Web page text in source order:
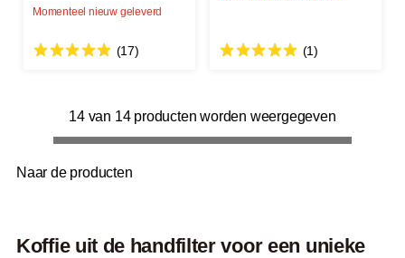
(17)
Momenteel nieuw geleverd
(1)
14 van 14 producten worden weergegeven
Naar de producten
Koffie uit de handfilter voor een unieke